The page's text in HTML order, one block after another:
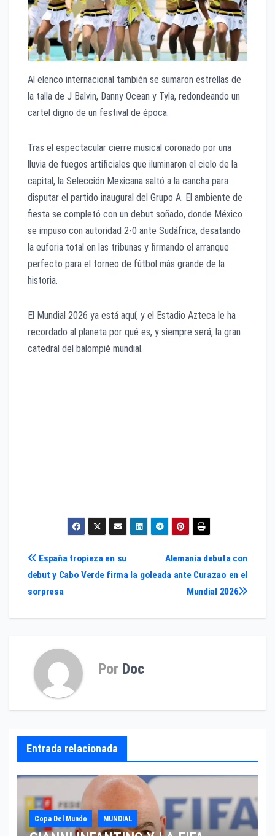
Al elenco internacional también se sumaron estrellas de
la talla de J Balvin, Danny Ocean y Tyla, redondeando un
cartel digno de un festival de época.
Tras el espectacular cierre musical coronado por una
lluvia de fuegos artificiales que iluminaron el cielo de la
capital, la Selección Mexicana saltó a la cancha para
disputar el partido inaugural del Grupo A. El ambiente de
fiesta se completó con un debut soñado, donde México
se impuso con autoridad 2-0 ante Sudáfrica, desatando
la euforia total en las tribunas y firmando el arranque
perfecto para el torneo de fútbol más grande de la
historia.
El Mundial 2026 ya está aquí, y el Estadio Azteca le ha
recordado al planeta por qué es, y siempre será, la gran
catedral del balompié mundial.
Navegación
de
entradas
Alemania debuta con
goleada ante Curazao en el
Mundial 2026
España tropieza en su
debut y Cabo Verde firma la
sorpresa
Por Doc
Entrada relacionada
Copa Del Mundo MUNDIAL